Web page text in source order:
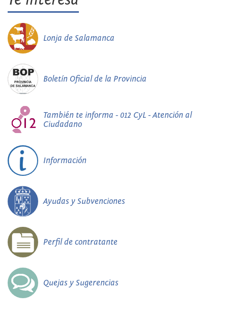
Lonja de Salamanca
Boletín Oficial de la Provincia
También te informa - 012 CyL - Atención al
Ciudadano
Información
Ayudas y Subvenciones
Perfil de contratante
Quejas y Sugerencias